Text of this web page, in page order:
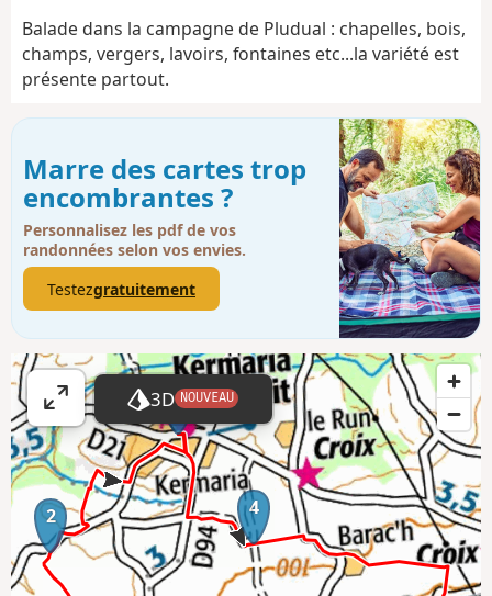
i
o
Balade dans la campagne de Pludual : chapelles, bois,
champs, vergers, lavoirs, fontaines etc...la variété est
présente partout.
Marre des cartes trop
encombrantes ?
Personnalisez les pdf de vos
randonnées selon vos envies.
Testezgratuitement
A
ff
i
c
h
e
r
3D NOUVEAU
2
3
4